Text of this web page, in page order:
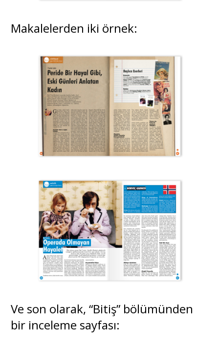
Makalelerden iki örnek:
Ve son olarak, “Bitiş” bölümünden
bir inceleme sayfası: